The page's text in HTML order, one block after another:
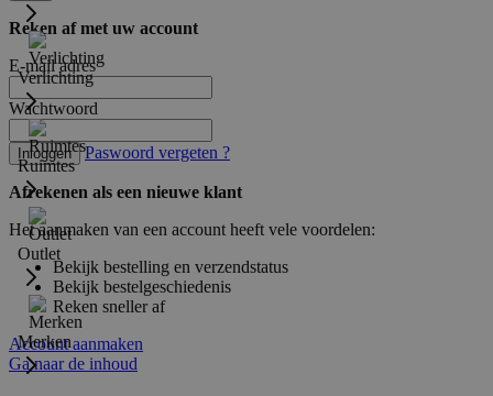
Verlichting
Ruimtes
Outlet
Merken
Reken af met uw account
E-mail adres
Wachtwoord
Inloggen Paswoord vergeten ?
Afrekenen als een nieuwe klant
Het aanmaken van een account heeft vele voordelen:
Bekijk bestelling en verzendstatus
Bekijk bestelgeschiedenis
Reken sneller af
Account aanmaken
Ga naar de inhoud